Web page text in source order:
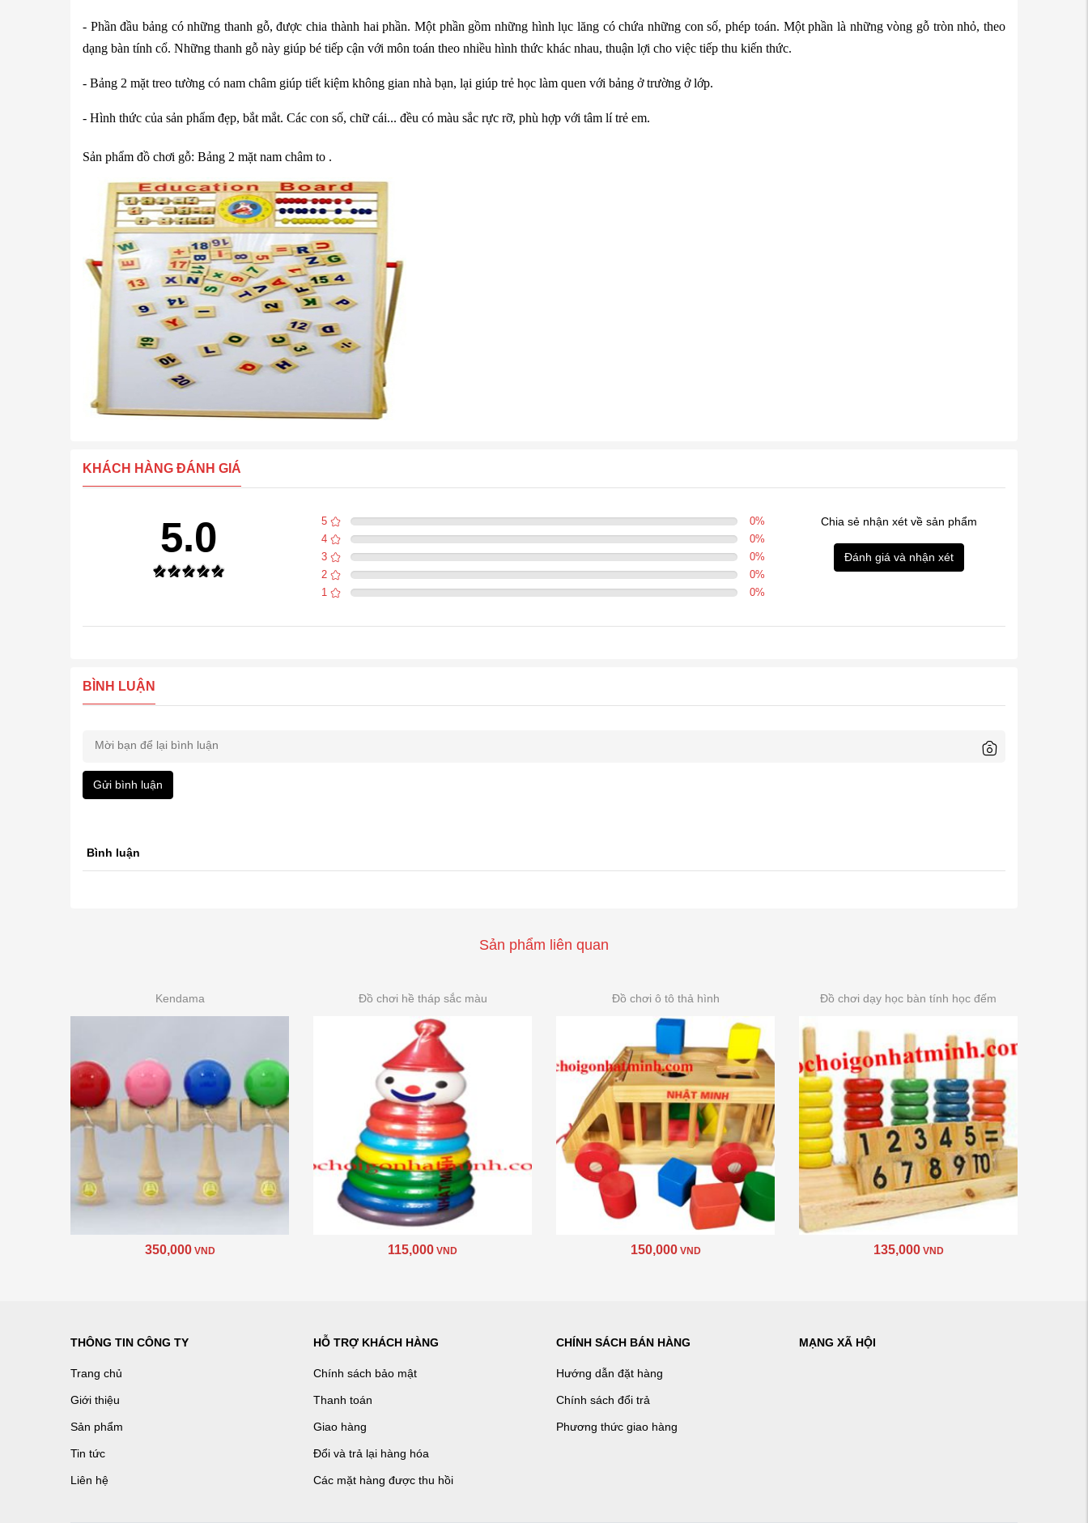
- Phần đầu bảng có những thanh gỗ, được chia thành hai phần. Một phần gồm những hình lục lăng có chứa những con số, phép toán. Một phần là những vòng gỗ tròn nhỏ, theo
dạng bàn tính cổ. Những thanh gỗ này giúp bé tiếp cận với môn toán theo nhiều hình thức khác nhau, thuận lợi cho việc tiếp thu kiến thức.
- Bảng 2 mặt treo tường có nam châm giúp tiết kiệm không gian nhà bạn, lại giúp trẻ học làm quen với bảng ở trường ở lớp.
- Hình thức của sản phẩm đẹp, bắt mắt. Các con số, chữ cái... đều có màu sắc rực rỡ, phù hợp với tâm lí trẻ em.
Sản phẩm đồ chơi gỗ: Bảng 2 mặt nam châm to .
KHÁCH HÀNG ĐÁNH GIÁ
5.0 5 0%
4
0%
3
0%
2
0%
1
0%
Chia sẻ nhận xét về sản phẩm
Đánh giá và nhận xét
BÌNH LUẬN
Gửi bình luận
Bình luận
Sản phẩm liên quan
Kendama
350,000 VND
Đồ chơi hề tháp sắc màu
115,000 VND
Đồ chơi ô tô thả hình
150,000 VND
Đồ chơi dạy học bàn tính học đếm
135,000 VND
THÔNG TIN CÔNG TY
Trang chủ
Giới thiệu
Sản phẩm
Tin tức
Liên hệ
HỖ TRỢ KHÁCH HÀNG
Chính sách bảo mật
Thanh toán
Giao hàng
Đổi và trả lại hàng hóa
Các mặt hàng được thu hồi
CHÍNH SÁCH BÁN HÀNG
Hướng dẫn đặt hàng
Chính sách đổi trả
Phương thức giao hàng
MẠNG XÃ HỘI